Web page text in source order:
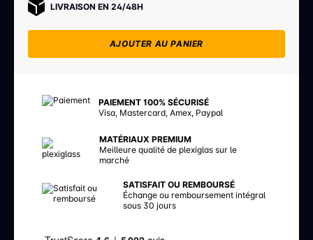
LIVRAISON EN 24/48H
AJOUTER AU PANIER
PAIEMENT 100% SÉCURISÉ
Visa, Mastercard, Amex, Paypal
MATÉRIAUX PREMIUM
Meilleure qualité de plexiglas sur le
marché
SATISFAIT OU REMBOURSÉ
Échange ou remboursement intégral
sous 30 jours